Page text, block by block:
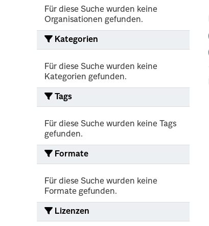
Für diese Suche wurden keine
Organisationen gefunden.
Kategorien
Für diese Suche wurden keine
Kategorien gefunden.
Tags
Für diese Suche wurden keine Tags
gefunden.
Formate
Für diese Suche wurden keine
Formate gefunden.
Lizenzen